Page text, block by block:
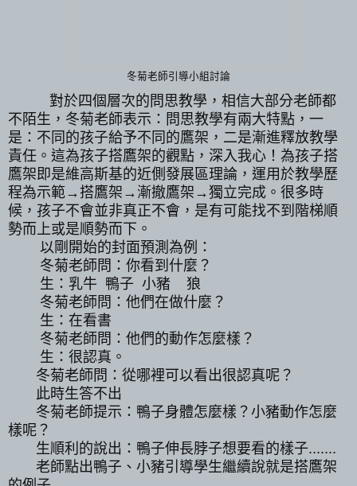
冬菊老師引導小組討論
對於四個層次的問思教學，相信大部分老師都
不陌生，冬菊老師表示：問思教學有兩大特點，一
是：不同的孩子給予不同的鷹架，二是漸進釋放教學
責任。這為孩子搭鷹架的觀點，深入我心！為孩子搭
鷹架即是維高斯基的近側發展區理論，運用於教學歷
程為示範→搭鷹架→漸撤鷹架→獨立完成。很多時
候，孩子不會並非真正不會，是有可能找不到階梯順
勢而上或是順勢而下。
以剛開始的封面預測為例：
冬菊老師問：你看到什麼？
生：乳牛 鴨子 小豬 狼
冬菊老師問：他們在做什麼？
生：在看書
冬菊老師問：他們的動作怎麼樣？
生：很認真。
冬菊老師問：從哪裡可以看出很認真呢？
此時生答不出
冬菊老師提示：鴨子身體怎麼樣？小豬動作怎麼
樣呢？
生順利的說出：鴨子伸長脖子想要看的樣子.......
老師點出鴨子、小豬引導學生繼續說就是搭鷹架